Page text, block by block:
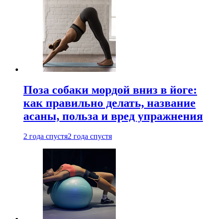
Поза собаки мордой вниз в йоге:
как правильно делать, название
асаны, польза и вред упражнения
2 года спустя2 года спустя